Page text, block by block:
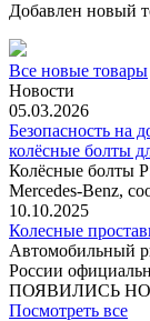
Добавлен новый
Все новые товары
Новости
05.03.2026
Безопасность на
колёсные болты
Колёсные болты
Mercedes‑Benz,
10.10.2025
Колесные
Автомобильный
России
ПОЯВИЛИСЬ
Посмотреть все